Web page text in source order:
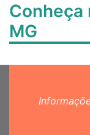
Conheça
MG